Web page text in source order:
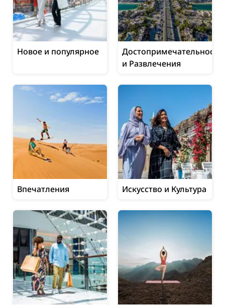
Новое и популярное
Достопримечательности
и Развлечения
Впечатления Искусство и Культура